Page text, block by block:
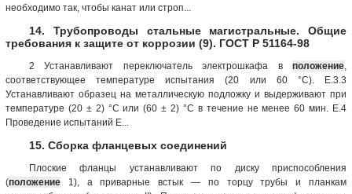
необходимо так, чтобы канат или строп...
14. Трубопроводы стальные магистральные. Общие
требования к защите от коррозии (9). ГОСТ Р 51164-98
2 Устанавливают переключатель электрошкафа в положение
соответствующее температуре испытания (20 или 60 °С). Е.3.3
Устанавливают образец на металлическую подложку и выдерживают при
температуре (20 ± 2) °С или (60 ± 2) °С в течение не менее 60 мин. Е.4
Проведение испытаний Е...
15. Сборка фланцевых соединений
Плоские фланцы устанавливают по диску приспособления
(положение 1), а приварные встык — по торцу трубы и планкам